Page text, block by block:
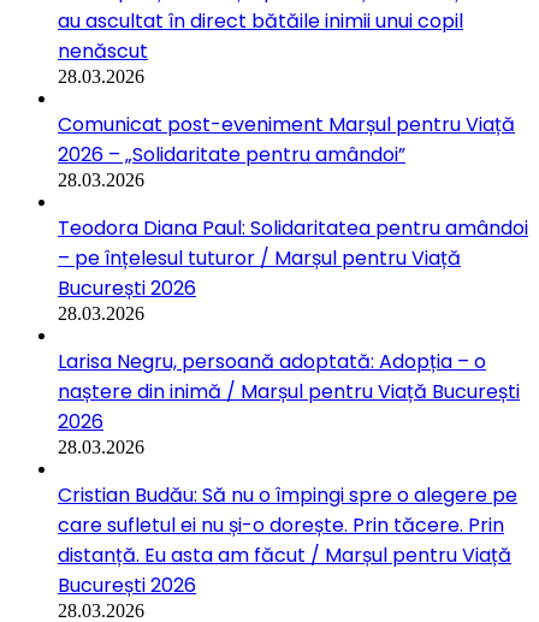
au ascultat în direct bătăile inimii unui copil
nenăscut
28.03.2026
Comunicat post-eveniment Marșul pentru Viață
2026 – „Solidaritate pentru amândoi”
28.03.2026
Teodora Diana Paul: Solidaritatea pentru amândoi
– pe înțelesul tuturor / Marșul pentru Viață
București 2026
28.03.2026
Larisa Negru, persoană adoptată: Adopția – o
naștere din inimă / Marșul pentru Viață București
2026
28.03.2026
Cristian Budău: Să nu o împingi spre o alegere pe
care sufletul ei nu și-o dorește. Prin tăcere. Prin
distanță. Eu asta am făcut / Marșul pentru Viață
București 2026
28.03.2026